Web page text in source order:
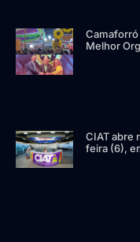
Melhor
CIAT abre
feira (6),